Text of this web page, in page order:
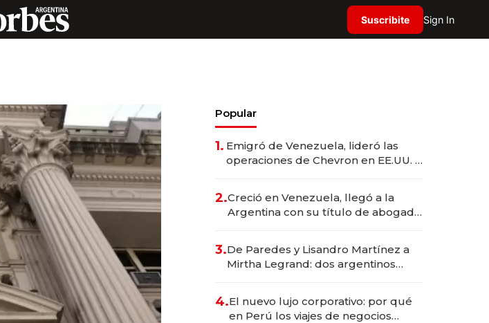
Suscribite Sign In
Popular
1. Emigró de Venezuela, lideró las
operaciones de Chevron en EE.UU. y
2.Creció en Venezuela, llegó a la
Argentina con su título de abogado
marcas "fast premium"
3.De Paredes y Lisandro Martínez a
Mirtha Legrand: dos argentinos
4.El nuevo lujo corporativo: por qué
en Perú los viajes de negocios